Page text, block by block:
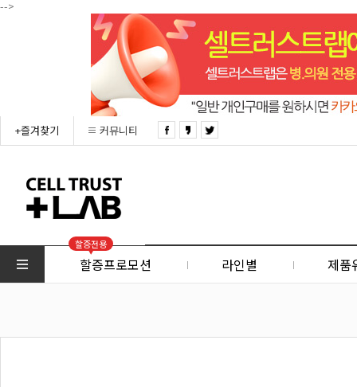
-->
+즐겨찾기 커뮤니티
할증전용
할증프로모션 라인별 제품